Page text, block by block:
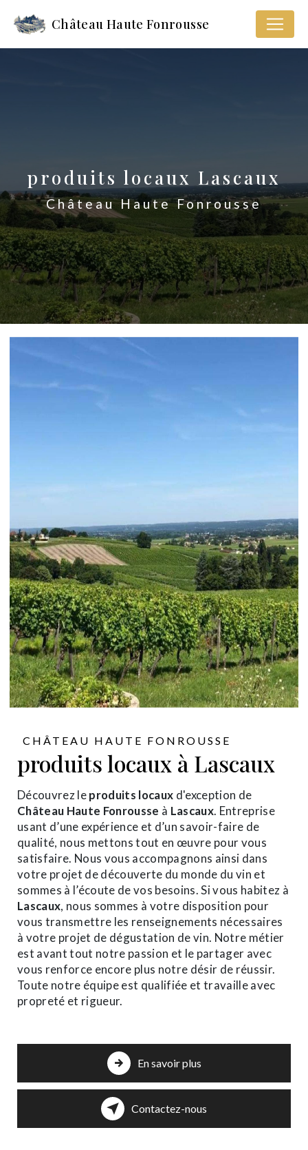
Château Haute Fonrousse
produits locaux Lascaux
Château Haute Fonrousse
CHÂTEAU HAUTE FONROUSSE
produits locaux à Lascaux
Découvrez leproduits locaux d'exception de
Château Haute Fonrousse à Lascaux. Entreprise
usant d’une expérience et d’un savoir-faire de
qualité, nous mettons tout en œuvre pour vous
satisfaire. Nous vous accompagnons ainsi dans
votre projet de découverte du monde du vin et
sommes à l’écoute de vos besoins. Si vous habitez à
Lascaux, nous sommes à votre disposition pour
vous transmettre les renseignements nécessaires
à votre projet de dégustation de vin. Notre métier
est avant tout notre passion et le partager avec
vous renforce encore plus notre désir de réussir.
Toute notre équipe est qualifiée et travaille avec
propreté et rigueur.
En savoir plus
Contactez-nous